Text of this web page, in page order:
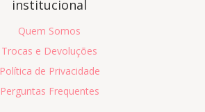
institucional
Quem Somos
Trocas e Devoluções
Política de Privacidade
Perguntas Frequentes